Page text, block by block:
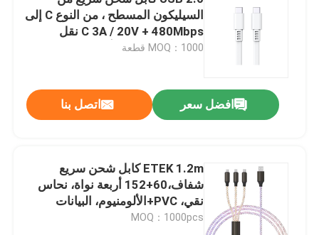
السيليكون المسطح ، من النوع C إلى
C 3A / 20V + 480Mbps نقل
البيانات ، 1M كابل أبيض رقيق مقاوم
MOQ：1000 قطعة
افضل سعر اتصل بنا
ETEK 1.2m كابل شحن سريع
شفاف،60+152 أربعة نواة، نحاس
نقي، PVC+الألومنيوم، البيانات
والشحن
MOQ：1000pcs